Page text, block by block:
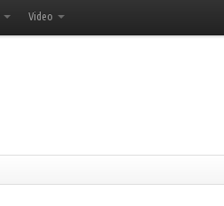
Video